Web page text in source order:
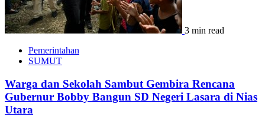
3 min read
Pemerintahan
SUMUT
Warga dan Sekolah Sambut Gembira Rencana
Gubernur Bobby Bangun SD Negeri Lasara di Nias
Utara